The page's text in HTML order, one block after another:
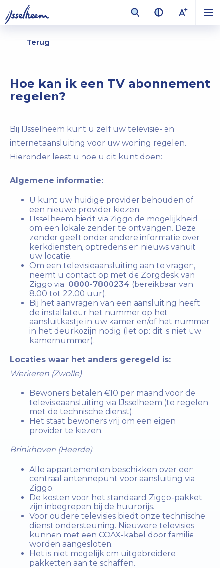
Terug
Hoe kan ik een TV abonnement
regelen?
Bij IJsselheem kunt u zelf uw televisie- en
internetaansluiting voor uw woning regelen.
Hieronder leest u hoe u dit kunt doen:
Algemene informatie:
U kunt uw huidige provider behouden of
een nieuwe provider kiezen.
IJsselheem biedt via Ziggo de mogelijkheid
om een lokale zender te ontvangen. Deze
zender geeft onder andere informatie over
kerkdiensten, optredens en nieuws vanuit
uw locatie.
Om een televisieaansluiting aan te vragen,
neemt u contact op met de Zorgdesk van
Ziggo via 0800-7800234 (bereikbaar van
8.00 tot 22.00 uur).
Bij het aanvragen van een aansluiting heeft
de installateur het nummer op het
aansluitkastje in uw kamer en/of het nummer
in het deurkozijn nodig (let op: dit is niet uw
kamernummer).
Locaties waar het anders geregeld is:
Werkeren (Zwolle)
Bewoners betalen €10 per maand voor de
televisieaansluiting via IJsselheem (te regelen
met de technische dienst).
Het staat bewoners vrij om een eigen
provider te kiezen.
Brinkhoven (Heerde)
Alle appartementen beschikken over een
centraal antennepunt voor aansluiting via
Ziggo.
De kosten voor het standaard Ziggo-pakket
zijn inbegrepen bij de huurprijs.
Voor oudere televisies biedt onze technische
dienst ondersteuning. Nieuwere televisies
kunnen met een COAX-kabel door familie
worden aangesloten.
Het is niet mogelijk om uitgebreidere
pakketten aan te schaffen.